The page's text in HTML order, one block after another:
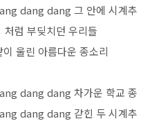
dang dang 그 안에 시계추
처럼 부딪치던 우리들
이 울린 아름다운 종소리
dang dang 차가운 학교 종
dang dang 갇힌 두 시계추